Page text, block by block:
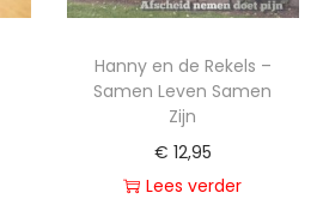
Hanny en de Rekels –
Samen Leven Samen
Zijn
€ 12,95
Lees verder